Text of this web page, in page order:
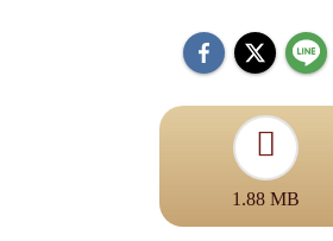
1.88 MB